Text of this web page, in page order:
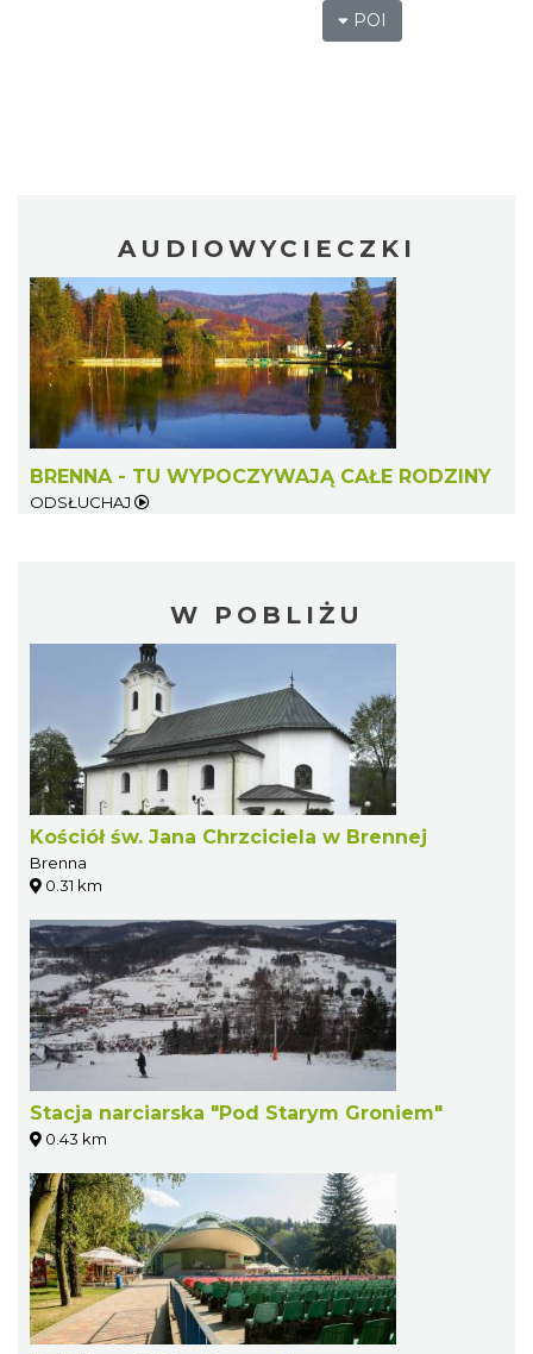
POI
AUDIOWYCIECZKI
BRENNA - TU WYPOCZYWAJĄ CAŁE RODZINY
ODSŁUCHAJ
W POBLIŻU
Kościół św. Jana Chrzciciela w Brennej
Brenna
0.31 km
Stacja narciarska "Pod Starym Groniem"
0.43 km